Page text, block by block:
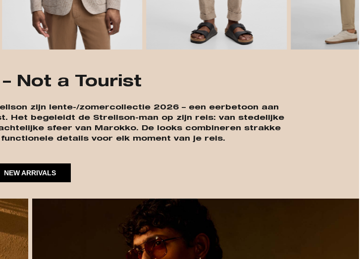
– Not a Tourist
zijn lente-/zomercollectie 2026 – een eerbetoon aan
Het begeleidt de Strellson-man op zijn reis: van stedelijke
sfeer van Marokko. De looks combineren strakke
details voor elk moment van je reis.
NEW ARRIVALS